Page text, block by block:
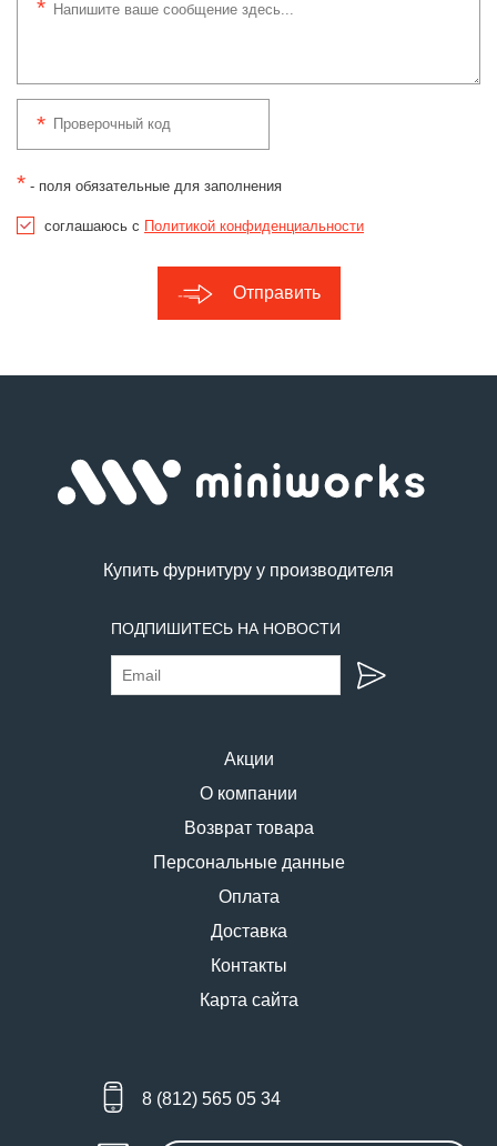
* - поля обязательные для заполнения
соглашаюсь с Политикой конфиденциальности
Отправить
Купить фурнитуру у производителя
ПОДПИШИТЕСЬ НА НОВОСТИ
Акции
О компании
Возврат товара
Персональные данные
Оплата
Доставка
Контакты
Карта сайта
8 (812) 565 05 34